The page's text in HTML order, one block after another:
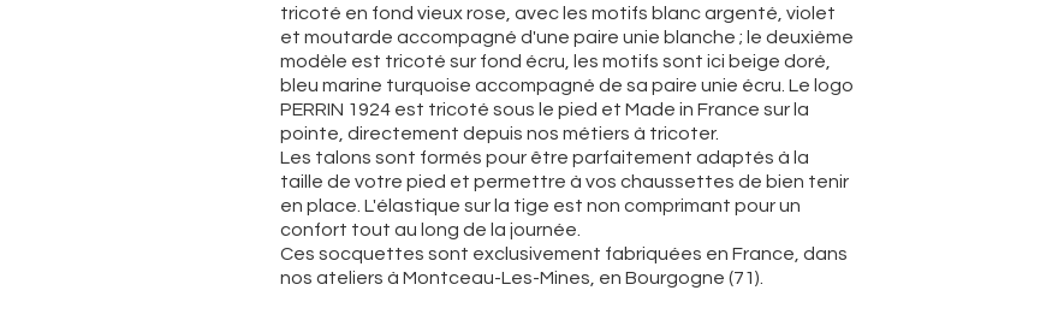
tricoté en fond vieux rose, avec les motifs blanc argenté, violet
et moutarde accompagné d'une paire unie blanche ; le deuxième
modèle est tricoté sur fond écru, les motifs sont ici beige doré,
bleu marine turquoise accompagné de sa paire unie écru. Le logo
PERRIN 1924 est tricoté sous le pied et Made in France sur la
pointe, directement depuis nos métiers à tricoter.
Les talons sont formés pour être parfaitement adaptés à la
taille de votre pied et permettre à vos chaussettes de bien tenir
en place. L'élastique sur la tige est non comprimant pour un
confort tout au long de la journée.
Ces socquettes sont exclusivement fabriquées en France, dans
nos ateliers à Montceau-Les-Mines, en Bourgogne (71).